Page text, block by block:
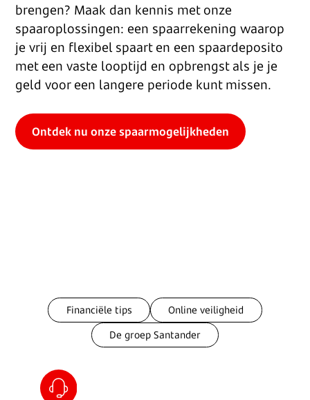
brengen? Maak dan kennis met onze
spaaroplossingen: een spaarrekening waarop
je vrij en flexibel spaart en een spaardeposito
met een vaste looptijd en opbrengst als je je
geld voor een langere periode kunt missen.
Ontdek nu onze spaarmogelijkheden
Financiële tips
Online veiligheid
De groep Santander